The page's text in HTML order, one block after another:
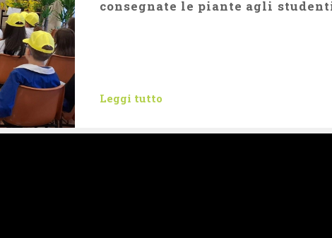
consegnate le piante agli
Leggi tutto